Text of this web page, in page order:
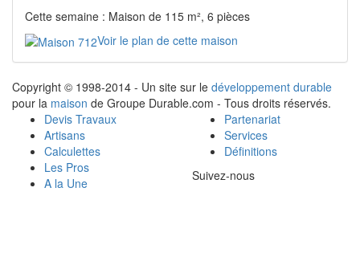
Cette semaine : Maison de 115 m², 6 pièces
Voir le plan de cette maison
Copyright © 1998-2014 - Un site sur le développement durable
pour la maison de Groupe Durable.com - Tous droits réservés.
Devis Travaux
Artisans
Calculettes
Les Pros
A la Une
Partenariat
Services
Définitions
Suivez-nous